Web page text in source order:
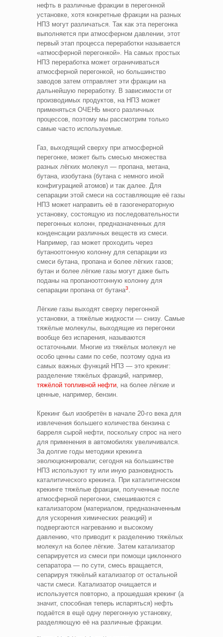
нефть в различные фракции в перегонной
установке, хотя конкретные фракции на разных
НПЗ могут различаться. Так как эта перегонка
выполняется при атмосферном давлении, этот
первый этап процесса переработки называется
«атмосферной перегонкой». На самых простых
НПЗ переработка может ограничиваться
атмосферной перегонкой, но большинство
заводов затем отправляет эти фракции на
дальнейшую переработку. В зависимости от
производимых продуктов, на НПЗ может
применяться ОЧЕНЬ много различных
процессов, поэтому мы рассмотрим только
самые часто используемые.
Газ, выходящий сверху при атмосферной
перегонке, может быть смесью множества
разных лёгких молекул — пропана, метана,
бутана, изобутана (бутана с немного иной
конфигурацией атомов) и так далее. Для
сепарации этой смеси на составляющие её газы
НПЗ может направить её в газогенераторную
установку, состоящую из последовательности
перегонных колонн, предназначенных для
конденсации различных веществ из смеси.
Например, газ может проходить через
бутаноотгонную колонну для сепарации из
смеси бутана, пропана и более лёгких газов;
бутан и более лёгкие газы могут даже быть
поданы на пропаноотгонную колонну для
сепарации пропана от бутана3
Лёгкие газы выходят сверху перегонной
установки, а тяжёлые жидкости — снизу. Самые
тяжёлые молекулы, выходящие из перегонки
вообще без испарения, называются
остаточными. Многие из тяжёлых молекул не
особо ценны сами по себе, поэтому одна из
самых важных функций НПЗ — это крекинг:
разделение тяжёлых фракций, например,
тяжёлой топливной нефти , на более лёгкие и
ценные, например, бензин.
Крекинг был изобретён в начале 20-го века для
извлечения большего количества бензина с
барреля сырой нефти, поскольку спрос на него
для применения в автомобилях увеличивался.
За долгие годы методики крекинга
эволюционировали; сегодня на большинстве
НПЗ используют ту или иную разновидность
каталитического крекинга. При каталитическом
крекинге тяжёлые фракции, полученные после
атмосферной перегонки, смешиваются с
катализатором (материалом, предназначенным
для ускорения химических реакций) и
подвергаются нагреванию и высокому
давлению, что приводит к разделению тяжёлых
молекул на более лёгкие. Затем катализатор
сепарируется из смеси при помощи циклонного
сепаратора — по сути, смесь вращается,
сепарируя тяжёлый катализатор от остальной
части смеси. Катализатор очищается и
используется повторно, а прошедшая крекинг (а
значит, способная теперь испаряться) нефть
подаётся в ещё одну перегонную установку,
разделяющую её на различные фракции.